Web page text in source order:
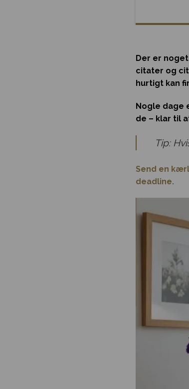
Der er
citater og
hurtigt kan
Nogle dage
de – klar til
Tip:
Send en
deadline.